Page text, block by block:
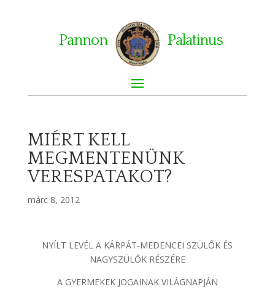
Pannon Palatinus
MIÉRT KELL
MEGMENTENÜNK
VERESPATAKOT?
márc 8, 2012
NYÍLT LEVÉL A KÁRPÁT-MEDENCEI SZÜLŐK ÉS
NAGYSZÜLŐK RÉSZÉRE
A GYERMEKEK JOGAINAK VILÁGNAPJÁN